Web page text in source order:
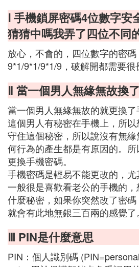
Ⅰ 手機鎖屏密碼4位數字安
猜猜中嗎我弄了四位不同
放心，不會的，四位數字的密
9*1/9*1/9*1/9，破解開都需要很
Ⅱ 當一個男人無緣無故換
當一個男人無緣無故的就更換
這個男人有秘密在手機上，所
守住這個秘密，所以說沒有無
何行為的產生都是有原因的。
更換手機密碼。
手機密碼是輕易不能更改的，
一般很是喜歡看老公的手機的
什麼秘密，如果你突然改了密
就會有此地無銀三百兩的感覺了。
Ⅲ PIN是什麼意思
PIN：個人識別碼